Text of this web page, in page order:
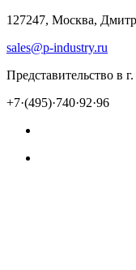
127247, Москва,
sales@p-industry.ru
Представительство в
+7·(495)·740·92·96